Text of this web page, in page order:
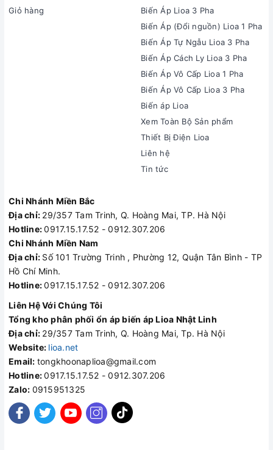
Giỏ hàng
Biến Áp Lioa 3 Pha
Biến Áp (Đổi nguồn) Lioa 1 Pha
Biến Áp Tự Ngẫu Lioa 3 Pha
Biến Áp Cách Ly Lioa 3 Pha
Biến Áp Vô Cấp Lioa 1 Pha
Biến Áp Vô Cấp Lioa 3 Pha
Biến áp Lioa
Xem Toàn Bộ Sản phẩm
Thiết Bị Điện Lioa
Liên hệ
Tin tức
Chi Nhánh Miền Bắc
Địa chỉ: 29/357 Tam Trinh, Q. Hoàng Mai, TP. Hà Nội
Hotline:0917.15.17.52 - 0912.307.206
Chi Nhánh Miền Nam
Địa chỉ: Số 101 Trường Trinh , Phường 12, Quận Tân Bình - TP
Hồ Chí Minh.
Hotline:0917.15.17.52 - 0912.307.206
Liên Hệ Với Chúng Tôi
Tổng kho phân phối ổn áp biến áp Lioa Nhật Linh
Địa chỉ: 29/357 Tam Trinh, Q. Hoàng Mai, Tp. Hà Nội
Website: lioa.net
Email: tongkhoonaplioa@gmail.com
Hotline:0917.15.17.52 - 0912.307.206
Zalo: 0915951325